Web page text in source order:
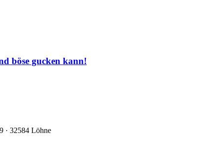
böse gucken kann!
· 32584 Löhne